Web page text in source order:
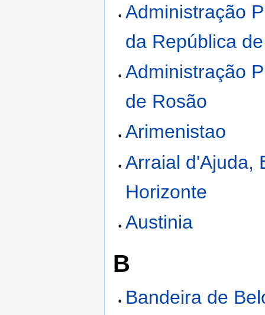
Administração
da República
Administração
de Rosão
Arimenistao
Arraial d'Ajuda,
Horizonte
Austinia
B
Bandeira de